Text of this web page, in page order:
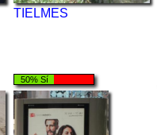
TIELMES
50% Sí